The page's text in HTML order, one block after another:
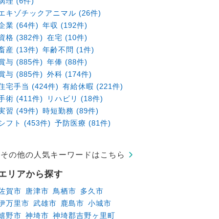
キゾチックアニマル (26件)
業 (64件) 年収 (192件)
格 (382件) 在宅 (10件)
産 (13件) 年齢不問 (1件)
与 (885件) 年俸 (88件)
与 (885件) 外科 (174件)
宅手当 (424件) 有給休暇 (221件)
術 (411件)
リハビリ (18件)
習 (49件) 時短勤務 (89件)
フト (453件) 予防医療 (81件)
その他の人気キーワードはこちら
リアから探す
賀市 唐津市 鳥栖市 多久市
万里市 武雄市 鹿島市 小城市
野市 神埼市 神埼郡吉野ヶ里町